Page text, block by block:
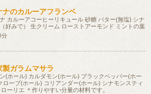
ナのカルーアフランベ
カルーアコーヒーリキュール 砂糖 バター(無塩) シナ
好みで） 生クリーム ローストアーモンド ミントの葉
分
製ガラムマサラ
(ホール) カルダモン(ホール) ブラックペッパー(ホー
ローブ(ホール) コリアンダー(ホール) シナモンスティ
ローリエ ＊作りやすい分量の材料です。